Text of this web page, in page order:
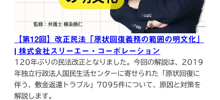
【第12回】改正民法「原状回復義務の範囲の明文化」
| 株式会社スリーエー・コーポレーション
120年ぶりの民法改正となりました。今回の解説は、2019
年独立行政法人国民生活センターに寄せられた「原状回復に
伴う、敷金返還トラブル」7095件について、原因と対策を
解説します。